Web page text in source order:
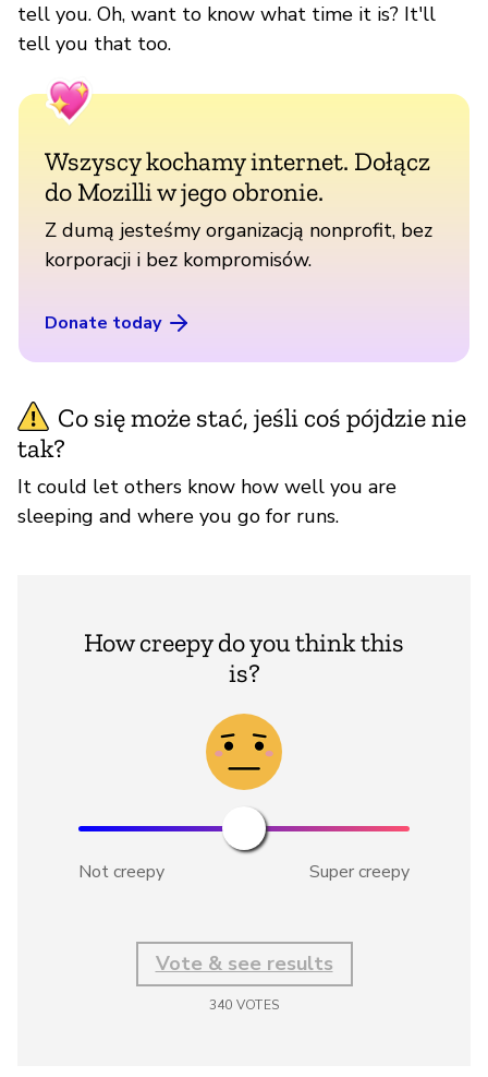
tell you. Oh, want to know what time it is? It'll
tell you that too.
Wszyscy kochamy internet. Dołącz
do Mozilli w jego obronie.
Z dumą jesteśmy organizacją nonprofit, bez
korporacji i bez kompromisów.
Donate today
Co się może stać, jeśli coś pójdzie nie
tak?
It could let others know how well you are
sleeping and where you go for runs.
How creepy do you think this
is?
Not creepy Super creepy
Vote & see results
340 VOTES